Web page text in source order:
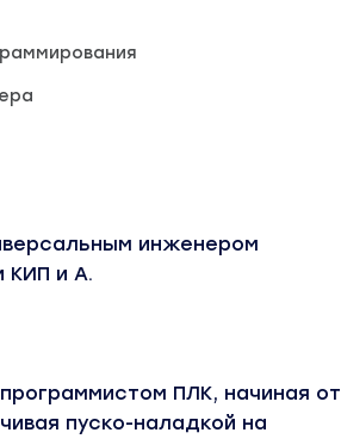
инженером
КИП и А.
ПЛК, начиная от
пуско-наладкой на